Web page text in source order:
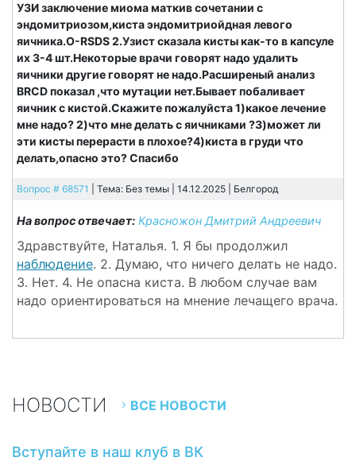
УЗИ заключение миома маткив сочетании с
эндомитриозом,киста эндомитриойдная левого
яичника.О-RSDS 2.Узист сказала кисты как-то в капсуле
их 3-4 шт.Некоторые врачи говорят надо удалить
яичники другие говорят не надо.Расширеный анализ
BRCD показал ,что мутации нет.Бывает побаливает
яичник с кистой.Скажите пожалуйста 1)какое лечение
мне надо? 2)что мне делать с яичниками ?3)может ли
эти кисты перерасти в плохое?4)киста в груди что
делать,опасно это? Спасибо
Вопрос # 68571 | Тема: Без темы | 14.12.2025 | Белгород
На вопрос отвечает: Красножон Дмитрий Андреевич
Здравствуйте, Наталья. 1. Я бы продолжил
наблюдение. 2. Думаю, что ничего делать не надо.
3. Нет. 4. Не опасна киста. В любом случае вам
надо ориентироваться на мнение лечащего врача.
НОВОСТИ ВСЕ НОВОСТИ
Вступайте в наш клуб в ВК